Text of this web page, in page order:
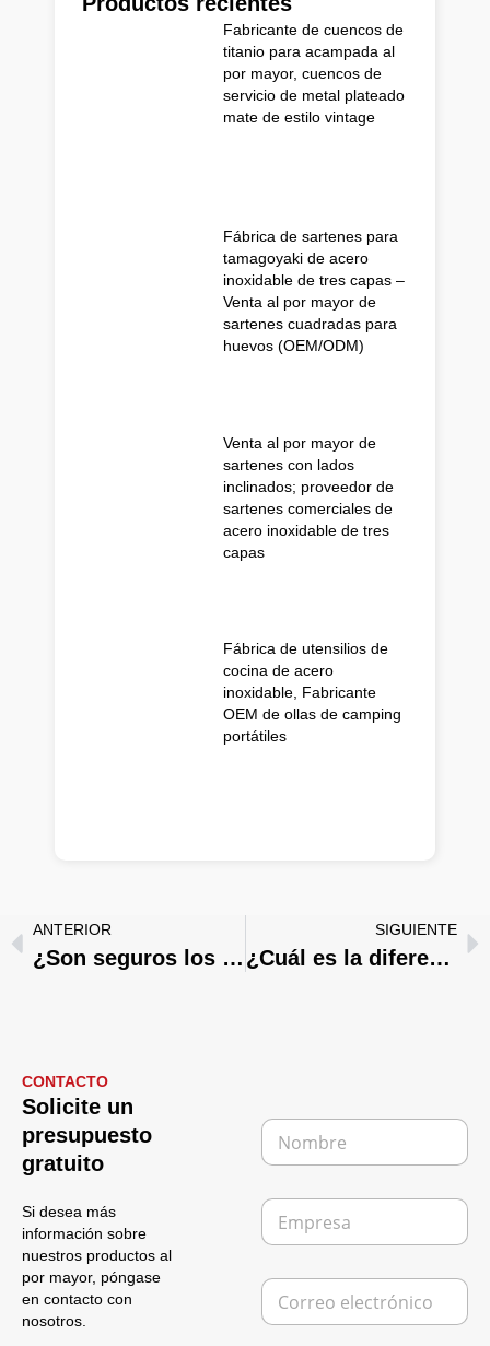
Fabricante de cuencos de
titanio para acampada al
por mayor, cuencos de
servicio de metal plateado
mate de estilo vintage
Fábrica de sartenes para
tamagoyaki de acero
inoxidable de tres capas –
Venta al por mayor de
sartenes cuadradas para
huevos (OEM/ODM)
Venta al por mayor de
sartenes con lados
inclinados; proveedor de
sartenes comerciales de
acero inoxidable de tres
capas
Fábrica de utensilios de
cocina de acero
inoxidable, Fabricante
OEM de ollas de camping
portátiles
ANTERIOR
¿Son seguros los utensilios de cocina de acero inoxidable?
SIGUIENTE
¿Cuál es la diferencia entre una olla y una sartén?
CONTACTO
Solicite un
presupuesto
gratuito
Si desea más
información sobre
nuestros productos al
por mayor, póngase
en contacto con
nosotros.
N
m
r
e
*
E
p
e
s
a
C
r